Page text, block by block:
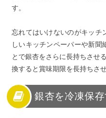
す。
忘れてはいけないのがキッチ
しいキッチンペーパーや新聞
とで銀杏をさらに長持ちさせ
換すると賞味期限を長持ちさ
銀杏を冷凍保